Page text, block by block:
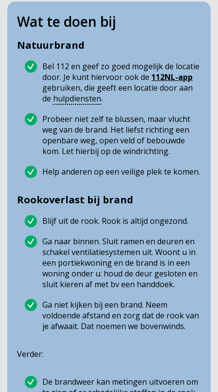
Wat te doen bij
Natuurbrand
Bel 112 en geef zo goed mogelijk de locatie
door. Je kunt hiervoor ook de 112NL-app
gebruiken, die geeft een locatie door aan
de hulpdiensten.
Probeer niet zelf te blussen, maar vlucht
weg van de brand. Het liefst richting een
openbare weg, open veld of bebouwde
kom. Let hierbij op de windrichting.
Help anderen op een veilige plek te komen.
Rookoverlast bij brand
Blijf uit de rook. Rook is altijd ongezond.
Ga naar binnen. Sluit ramen en deuren en
schakel ventilatiesystemen uit. Woont u in
een portiekwoning en de brand is in een
woning onder u: houd de deur gesloten en
sluit kieren af met bv een handdoek.
Ga niet kijken bij een brand. Neem
voldoende afstand en zorg dat de rook van
je afwaait. Dat noemen we bovenwinds.
Verder:
De brandweer kan metingen uitvoeren om